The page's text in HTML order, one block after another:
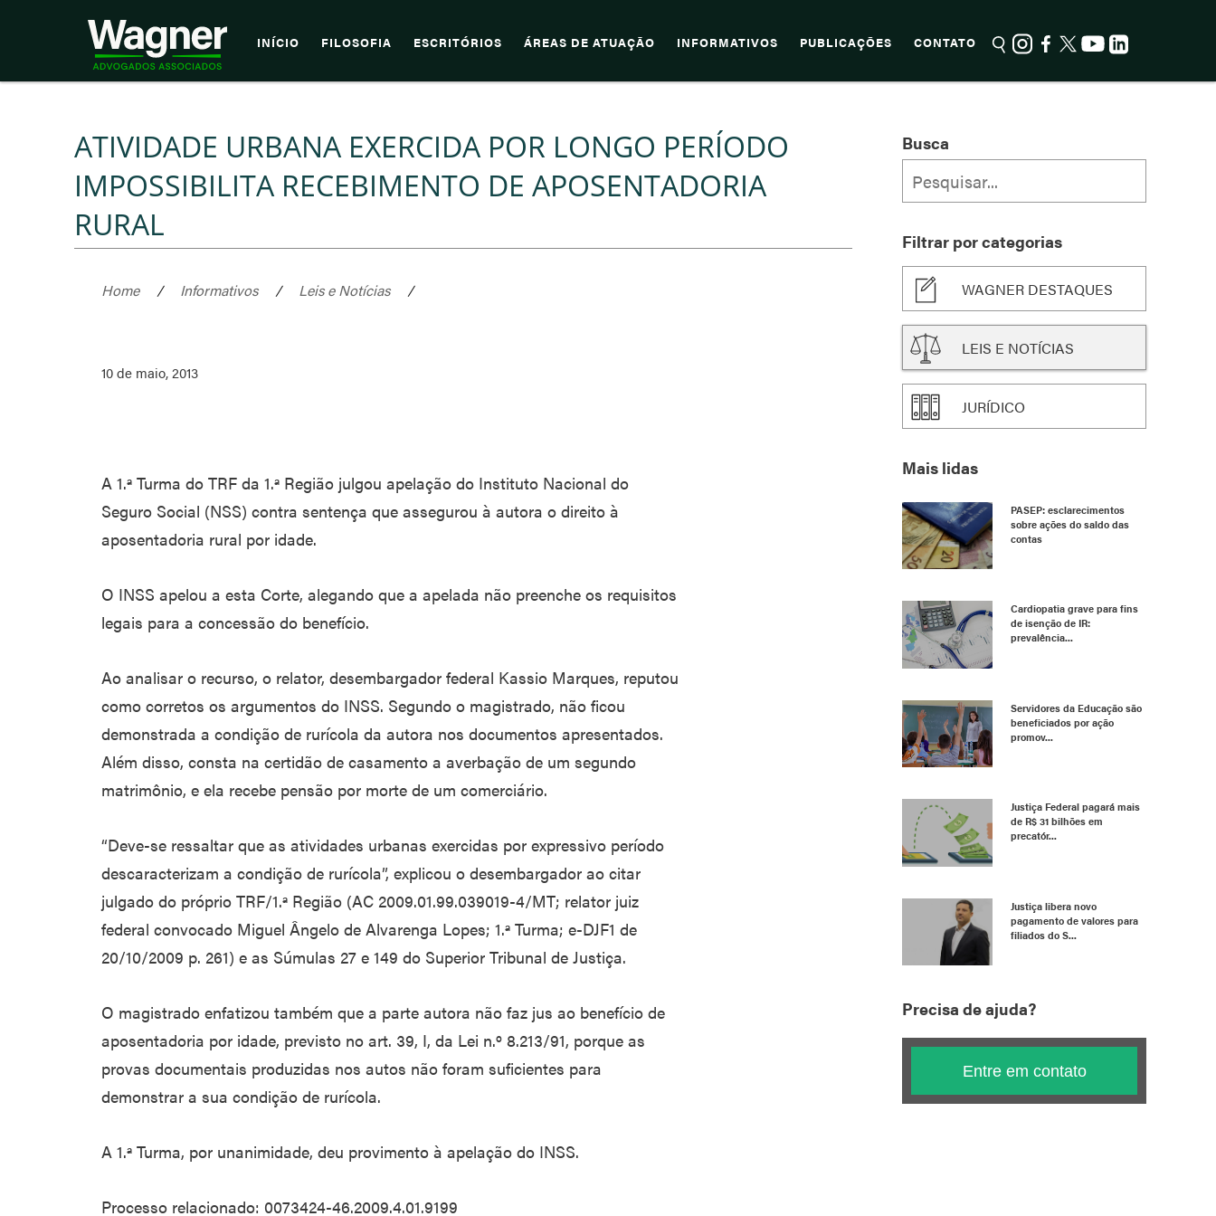
INÍCIO FILOSOFIA ESCRITÓRIOS ÁREAS DE ATUAÇÃO INFORMATIVOS PUBLICAÇÕES CONTATO
ATIVIDADE URBANA EXERCIDA POR LONGO PERÍODO
IMPOSSIBILITA RECEBIMENTO DE APOSENTADORIA
RURAL
Home / Informativos / Leis e Notícias /
10 de maio, 2013
A 1.ª Turma do TRF da 1.ª Região julgou apelação do Instituto Nacional do
Seguro Social (NSS) contra sentença que assegurou à autora o direito à
aposentadoria rural por idade.
O INSS apelou a esta Corte, alegando que a apelada não preenche os requisitos
legais para a concessão do benefício.
Ao analisar o recurso, o relator, desembargador federal Kassio Marques, reputou
como corretos os argumentos do INSS. Segundo o magistrado, não ficou
demonstrada a condição de rurícola da autora nos documentos apresentados.
Além disso, consta na certidão de casamento a averbação de um segundo
matrimônio, e ela recebe pensão por morte de um comerciário.
“Deve-se ressaltar que as atividades urbanas exercidas por expressivo período
descaracterizam a condição de rurícola”, explicou o desembargador ao citar
julgado do próprio TRF/1.ª Região (AC 2009.01.99.039019-4/MT; relator juiz
federal convocado Miguel Ângelo de Alvarenga Lopes; 1.ª Turma; e-DJF1 de
20/10/2009 p. 261) e as Súmulas 27 e 149 do Superior Tribunal de Justiça.
O magistrado enfatizou também que a parte autora não faz jus ao benefício de
aposentadoria por idade, previsto no art. 39, I, da Lei n.º 8.213/91, porque as
provas documentais produzidas nos autos não foram suficientes para
demonstrar a sua condição de rurícola.
A 1.ª Turma, por unanimidade, deu provimento à apelação do INSS.
Processo relacionado: 0073424-46.2009.4.01.9199
Busca
Filtrar por categorias
WAGNER DESTAQUES
LEIS E NOTÍCIAS
JURÍDICO
Mais lidas
PASEP: esclarecimentos
sobre ações do saldo das
contas
Cardiopatia grave para fins
de isenção de IR:
prevalência...
Servidores da Educação são
beneficiados por ação
promov...
Justiça Federal pagará mais
de R$ 31 bilhões em
precatór...
Justiça libera novo
pagamento de valores para
filiados do S...
Precisa de ajuda?
Entre em contato